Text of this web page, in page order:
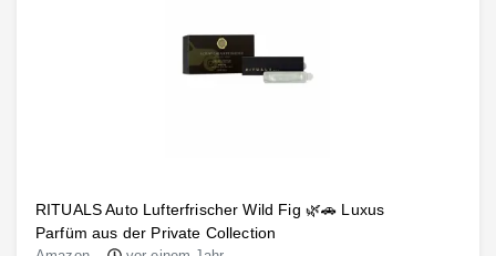
RITUALS Auto Lufterfrischer Wild Fig 🌿🚗 Luxus
Parfüm aus der Private Collection